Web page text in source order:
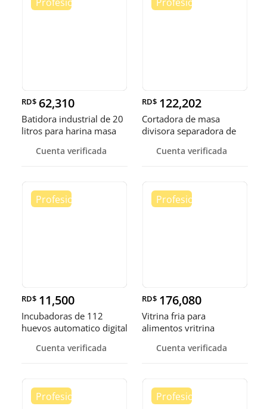
RD$ 62,310
Batidora industrial de 20
litros para harina masa
Cuenta verificada
RD$ 122,202
Cortadora de masa
divisora separadora de
Cuenta verificada
RD$ 11,500
Incubadoras de 112
huevos automatico digital
Cuenta verificada
RD$ 176,080
Vitrina fria para
alimentos vritrina
Cuenta verificada